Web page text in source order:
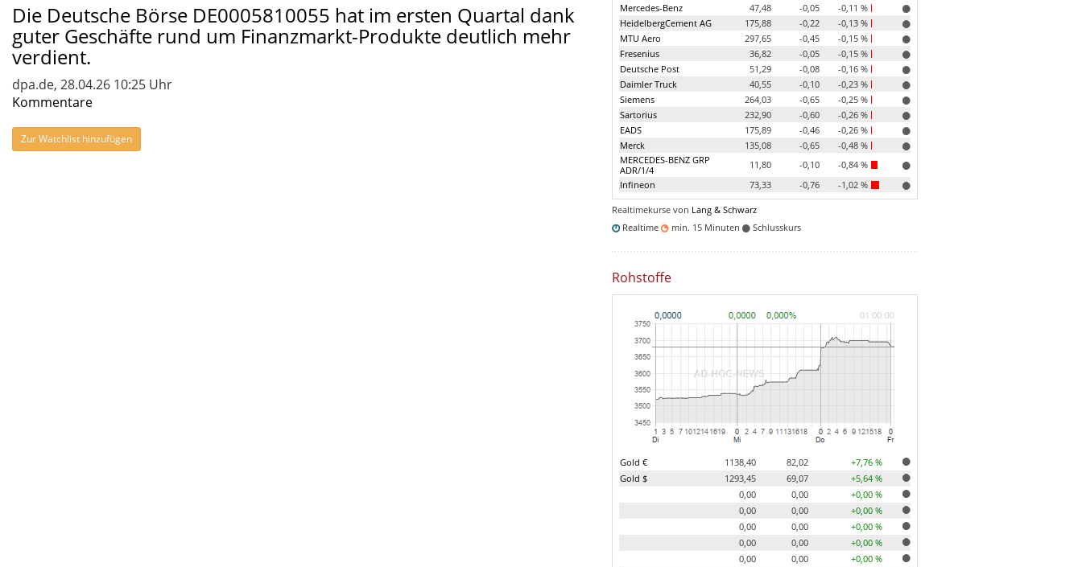
Die Deutsche Börse DE0005810055 hat im ersten Quartal dank
guter Geschäfte rund um Finanzmarkt-Produkte deutlich mehr
verdient.
dpa.de, 28.04.26 10:25 Uhr
Kommentare
Zur Watchlist hinzufügen
Mercedes-Benz
47,48 -0,05
-0,11 %
HeidelbergCement AG
175,88 -0,22
-0,13 %
MTU Aero
297,65 -0,45
-0,15 %
Fresenius
36,82 -0,05
-0,15 %
Deutsche Post
51,29 -0,08
-0,16 %
Daimler Truck
40,55 -0,10
-0,23 %
Siemens
264,03 -0,65
-0,25 %
Sartorius
232,90 -0,60
-0,26 %
EADS
175,89 -0,46
-0,26 %
Merck
135,08 -0,65
-0,48 %
MERCEDES-BENZ GRP
ADR/1/4
11,80 -0,10
-0,84 %
Infineon
73,33 -0,76 -1,02 %
Realtimekurse von Lang & Schwarz
Realtime
min. 15 Minuten Schlusskurs
Rohstoffe
Gold € 1138,40 82,02
+7,76 %
Gold $
1293,45 69,07
+5,64 %
0,00
0,00
+0,00 %
0,00
0,00
+0,00 %
0,00
0,00
+0,00 %
0,00
0,00
+0,00 %
0,00
0,00
+0,00 %